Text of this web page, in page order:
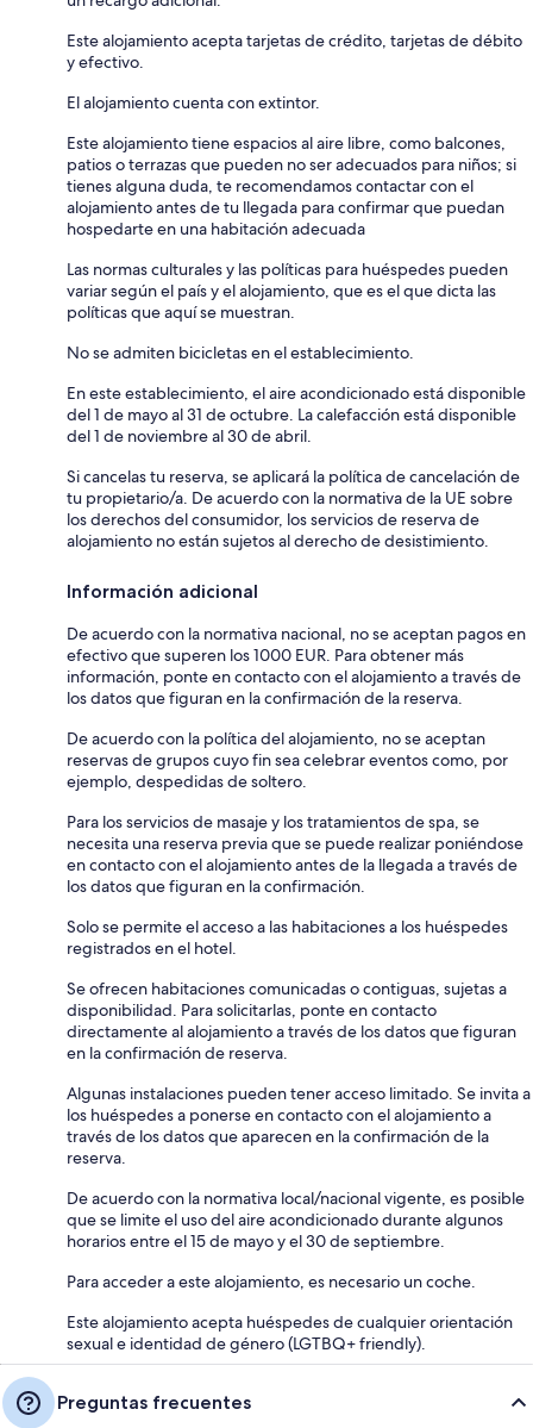
Este alojamiento acepta tarjetas de crédito, tarjetas de débito
y efectivo.
El alojamiento cuenta con extintor.
Este alojamiento tiene espacios al aire libre, como balcones,
patios o terrazas que pueden no ser adecuados para niños; si
tienes alguna duda, te recomendamos contactar con el
alojamiento antes de tu llegada para confirmar que puedan
hospedarte en una habitación adecuada
Las normas culturales y las políticas para huéspedes pueden
variar según el país y el alojamiento, que es el que dicta las
políticas que aquí se muestran.
No se admiten bicicletas en el establecimiento.
En este establecimiento, el aire acondicionado está disponible
del 1 de mayo al 31 de octubre. La calefacción está disponible
del 1 de noviembre al 30 de abril.
Si cancelas tu reserva, se aplicará la política de cancelación de
tu propietario/a. De acuerdo con la normativa de la UE sobre
los derechos del consumidor, los servicios de reserva de
alojamiento no están sujetos al derecho de desistimiento.
Información adicional
De acuerdo con la normativa nacional, no se aceptan pagos en
efectivo que superen los 1000 EUR. Para obtener más
información, ponte en contacto con el alojamiento a través de
los datos que figuran en la confirmación de la reserva.
De acuerdo con la política del alojamiento, no se aceptan
reservas de grupos cuyo fin sea celebrar eventos como, por
ejemplo, despedidas de soltero.
Para los servicios de masaje y los tratamientos de spa, se
necesita una reserva previa que se puede realizar poniéndose
en contacto con el alojamiento antes de la llegada a través de
los datos que figuran en la confirmación.
Solo se permite el acceso a las habitaciones a los huéspedes
registrados en el hotel.
Se ofrecen habitaciones comunicadas o contiguas, sujetas a
disponibilidad. Para solicitarlas, ponte en contacto
directamente al alojamiento a través de los datos que figuran
en la confirmación de reserva.
Algunas instalaciones pueden tener acceso limitado. Se invita a
los huéspedes a ponerse en contacto con el alojamiento a
través de los datos que aparecen en la confirmación de la
reserva.
De acuerdo con la normativa local/nacional vigente, es posible
que se limite el uso del aire acondicionado durante algunos
horarios entre el 15 de mayo y el 30 de septiembre.
Para acceder a este alojamiento, es necesario un coche.
Este alojamiento acepta huéspedes de cualquier orientación
sexual e identidad de género (LGTBQ+ friendly).
Preguntas frecuentes